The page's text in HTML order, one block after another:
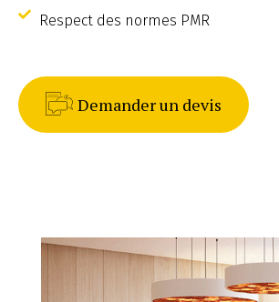
Respect des normes PMR
Demander un devis